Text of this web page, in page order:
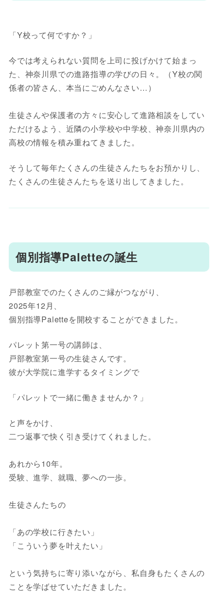
「Y校って何ですか？」
今では考えられない質問を上司に投げかけて始まっ
た、神奈川県での進路指導の学びの日々。（Y校の関
係者の皆さん、本当にごめんなさい…）
生徒さんや保護者の方々に安心して進路相談をしてい
ただけるよう、近隣の小学校や中学校、神奈川県内の
高校の情報を積み重ねてきました。
そうして毎年たくさんの生徒さんたちをお預かりし、
たくさんの生徒さんたちを送り出してきました。
個別指導Paletteの誕生
戸部教室でのたくさんのご縁がつながり、
2025年12月、
個別指導Paletteを開校することができました。
パレット第一号の講師は、
戸部教室第一号の生徒さんです。
彼が大学院に進学するタイミングで
「パレットで一緒に働きませんか？」
と声をかけ、
二つ返事で快く引き受けてくれました。
あれから10年。
受験、進学、就職、夢への一歩。
生徒さんたちの
「あの学校に行きたい」
「こういう夢を叶えたい」
という気持ちに寄り添いながら、私自身もたくさんの
ことを学ばせていただきました。